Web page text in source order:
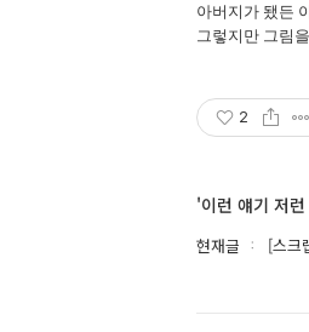
아버지가 됐든
그렇지만 그림
2
'이런 얘기 저
현재글 [스크